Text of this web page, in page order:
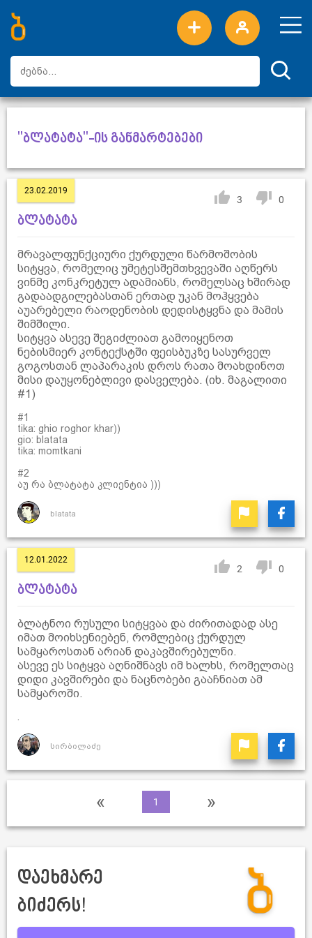
ახალი სიტყვები
ტოპ სიტყვები
დღის ტოპ სიტყვები
ტოპ მომხმარებლები
"ბლატატა"-ის განმარტებები
23.02.2019
3 0
ბლატატა
მრავალფუნქციური ქურდული წარმოშობის
სიტყვა, რომელიც უმეტესშემთხვევაში აღწერს
ვინმე კონკრეტულ ადამიანს, რომელსაც ხშირად
გადაადგილებასთან ერთად უკან მოჰყვება
აუარებელი რაოდენობის დედისტყვნა და მამის
შიმშილი.
სიტყვა ასევე შეგიძლიათ გამოიყენოთ
ნებისმიერ კონტექსტში ფეისბუკზე სასურველ
გოგოსთან ლაპარაკის დროს რათა მოახდინოთ
მისი დაუყონებლივი დასველება. (იხ. მაგალითი
#1)
#1
tika: ghio roghor khar))
gio: blatata
tika: momtkani
#2
აუ რა ბლატატა კლიენტია )))
blatata
12.01.2022
2 0
ბლატატა
ბლატნოი რუსული სიტყვაა და ძირითადად ასე
იმათ მოიხსენიებენ, რომლებიც ქურდულ
სამყაროსთან არიან დაკავშირებულნი.
ასევე ეს სიტყვა აღნიშნავს იმ ხალხს, რომელთაც
დიდი კავშირები და ნაცნობები გააჩნიათ ამ
სამყაროში.
სირბილაძე
« 1 »
დაეხმარე
ბიძერს!